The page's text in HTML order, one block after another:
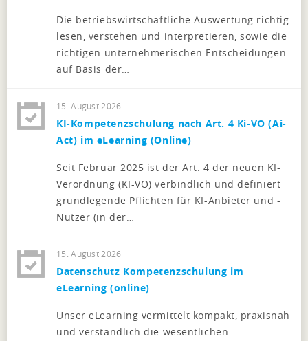
Die betriebswirtschaftliche Auswertung richtig
lesen, verstehen und interpretieren, sowie die
richtigen unternehmerischen Entscheidungen
auf Basis der…
15. August 2026
KI-Kompetenzschulung nach Art. 4 Ki-VO (Ai-
Act) im eLearning (Online)
Seit Februar 2025 ist der Art. 4 der neuen KI-
Verordnung (KI-VO) verbindlich und definiert
grundlegende Pflichten für KI-Anbieter und -
Nutzer (in der…
15. August 2026
Datenschutz Kompetenzschulung im
eLearning (online)
Unser eLearning vermittelt kompakt, praxisnah
und verständlich die wesentlichen